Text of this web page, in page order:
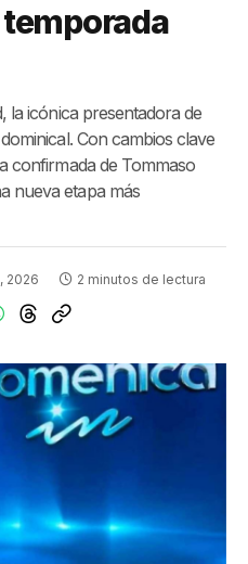
la icónica presentadora de
Con cambios clave
confirmada de Tommaso
nueva etapa más
2026 2 minutos de lectura